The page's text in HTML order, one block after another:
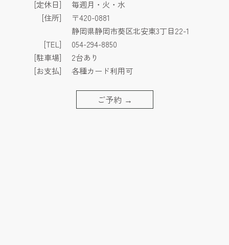
[定休日]
毎週月・火・水
[住所]
〒420-0881
静岡県静岡市葵区北安東3丁目22-1
[TEL]
054-294-8850
[駐車場]
2台あり
[お支払]
各種カード利用可
ご予約 →